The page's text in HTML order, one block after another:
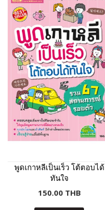
พูดเกาหลีเป็นเร็ว โต้ตอบได้
ทันใจ
150.00 THB